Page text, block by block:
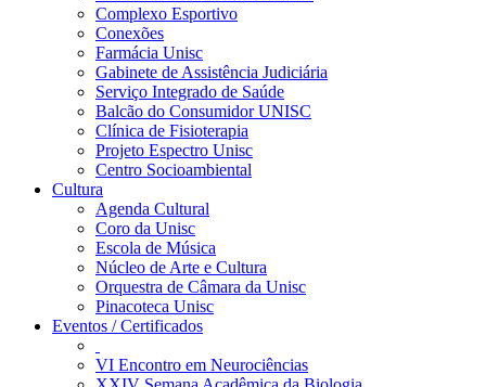
Complexo Esportivo
Conexões
Farmácia Unisc
Gabinete de Assistência Judiciária
Serviço Integrado de Saúde
Balcão do Consumidor UNISC
Clínica de Fisioterapia
Projeto Espectro Unisc
Centro Socioambiental
Cultura
Agenda Cultural
Coro da Unisc
Escola de Música
Núcleo de Arte e Cultura
Orquestra de Câmara da Unisc
Pinacoteca Unisc
Eventos / Certificados
VI Encontro em Neurociências